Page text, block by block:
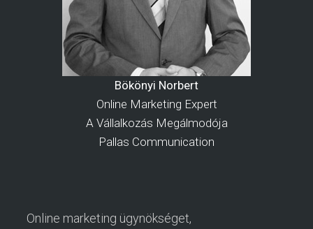
Bökönyi Norbert
Online Marketing Expert
A Vállalkozás Megálmodója
Pallas Communication
Online marketing ügynökséget,